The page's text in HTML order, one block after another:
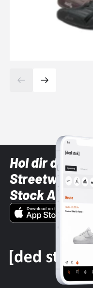
Hol dir die
Streetwear-
Stock App